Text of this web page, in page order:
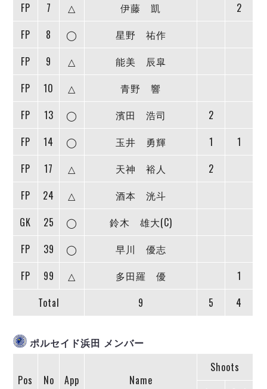
メットライフ生命Ｆリーグカップ 2026
大会概要
アリーナ情報
チケット情報
過去の記録
リガーレヴィア葛飾
Y．S．C．C．横浜
ヴィンセドール白山
アグレミーナ浜松
ポルセイド浜田
ミラクルスマイル新居浜
記念ゴール
担当審判員
選手の通算記録（Ｆ１）
バルドラール浦安
フウガドールすみだ
しながわシティ
立川アスレティックFC
湘南ベルマーレ
ボアルース長野
名古屋オーシャンズ
シュライカー大阪
バサジィ大分
選手の通算記録（Ｆ２）
ヴォスクオーレ仙台
リガーレヴィア葛飾
DIVISION 02
FOLLOW US!
FP
7 △ 伊藤 凱
2
FP
8 ◯
星野 祐作
FP
9 △
能美 辰皐
FP
10 △
青野 響
FP
13 ◯ 濱田 浩司
2
FP
14 ◯ 玉井 勇輝 1
1
FP
17 △ 天神 裕人
2
FP
24 △
酒本 洸斗
GK
25 ◯
鈴木 雄大(C)
FP
39 ◯
早川 優志
FP
99 △ 多田羅 優
1
Total
9 5 4
ポルセイド浜田 メンバー
Pos No App Name
Shoots